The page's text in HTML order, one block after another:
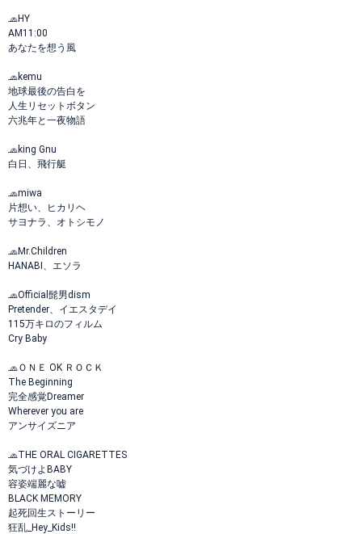
🧢HY
AM11:00
あなたを想う風
🧢kemu
地球最後の告白を
人生リセットボタン
六兆年と一夜物語
🧢king Gnu
白日、飛行艇
🧢miwa
片想い、ヒカリヘ
サヨナラ、オトシモノ
🧢Mr.Children
HANABI、エソラ
🧢Official髭男dism
Pretender、イエスタデイ
115万キロのフィルム
Cry Baby
🧢ＯＮＥ OK ＲＯＣＫ
The Beginning
完全感覚Dreamer
Wherever you are
アンサイズニア
🧢THE ORAL CIGARETTES
気づけよBABY
容姿端麗な嘘
BLACK MEMORY
起死回生ストーリー
狂乱_Hey_Kids!!